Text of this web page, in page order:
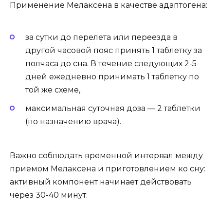
Применение Мелаксена в качестве адаптогена:
за сутки до перелета или переезда в
другой часовой пояс принять 1 таблетку за
полчаса до сна. В течение следующих 2-5
дней ежедневно принимать 1 таблетку по
той же схеме,
максимальная суточная доза — 2 таблетки
(по назначению врача).
Важно соблюдать временной интервал между
приемом Мелаксена и приготовлением ко сну:
активный компонент начинает действовать
через 30-40 минут.